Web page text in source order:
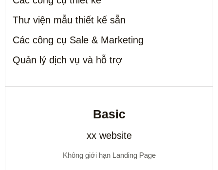
Thư viện mẫu thiết kế sẵn
Các công cụ Sale & Marketing
Quản lý dịch vụ và hỗ trợ
Basic
xx website
Không giới hạn Landing Page